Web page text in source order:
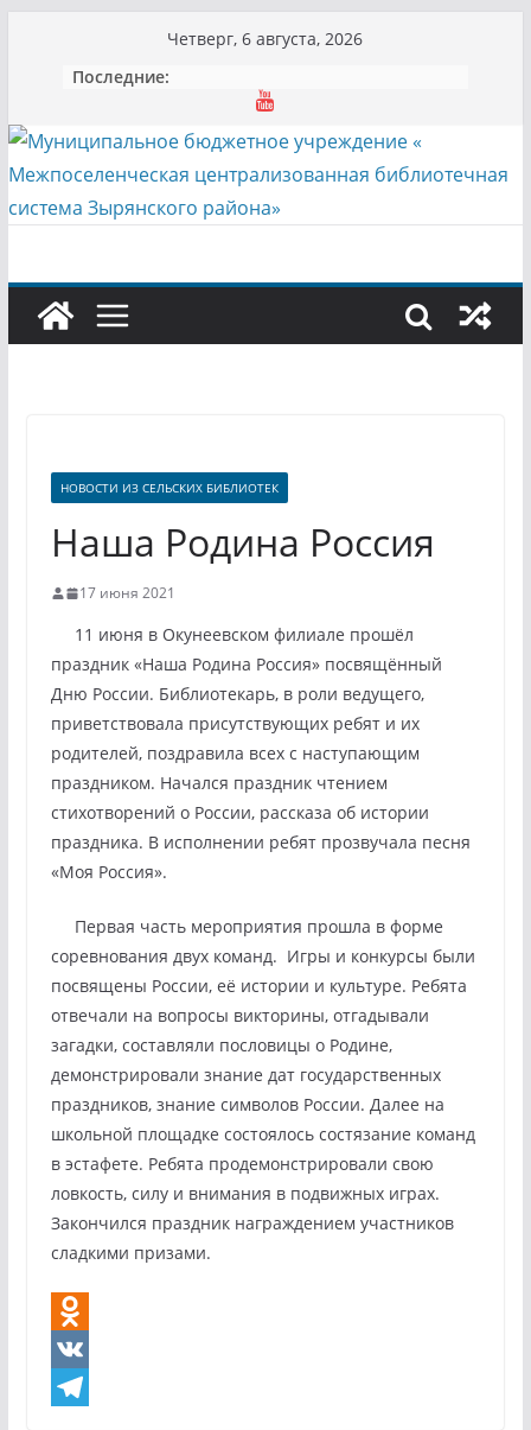
содержимому
Четверг, 6 августа, 2026
Последние:
НОВОСТИ ИЗ СЕЛЬСКИХ БИБЛИОТЕК
Наша Родина Россия
17 июня 2021
11 июня в Окунеевском филиале прошёл
праздник «Наша Родина Россия» посвящённый
Дню России. Библиотекарь, в роли ведущего,
приветствовала присутствующих ребят и их
родителей, поздравила всех с наступающим
праздником. Начался праздник чтением
стихотворений о России, рассказа об истории
праздника. В исполнении ребят прозвучала песня
«Моя Россия».
Первая часть мероприятия прошла в форме
соревнования двух команд. Игры и конкурсы были
посвящены России, её истории и культуре. Ребята
отвечали на вопросы викторины, отгадывали
загадки, составляли пословицы о Родине,
демонстрировали знание дат государственных
праздников, знание символов России. Далее на
школьной площадке состоялось состязание команд
в эстафете. Ребята продемонстрировали свою
ловкость, силу и внимания в подвижных играх.
Закончился праздник награждением участников
сладкими призами.
O
d
V